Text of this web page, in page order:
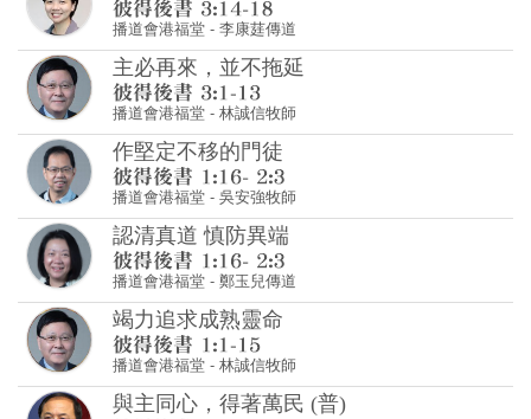
播道會港福堂 - 李康莛傳道
主必再來，並不拖延
播道會港福堂 - 林誠信牧師
作堅定不移的門徒
播道會港福堂 - 吳安強牧師
認清真道 慎防異端
播道會港福堂 - 鄭玉兒傳道
竭力追求成熟靈命
播道會港福堂 - 林誠信牧師
與主同心，得著萬民 (普)